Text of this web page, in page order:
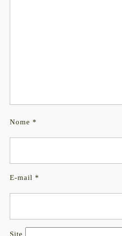
Nome *
E-mail *
Site